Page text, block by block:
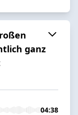
ganz
04:38